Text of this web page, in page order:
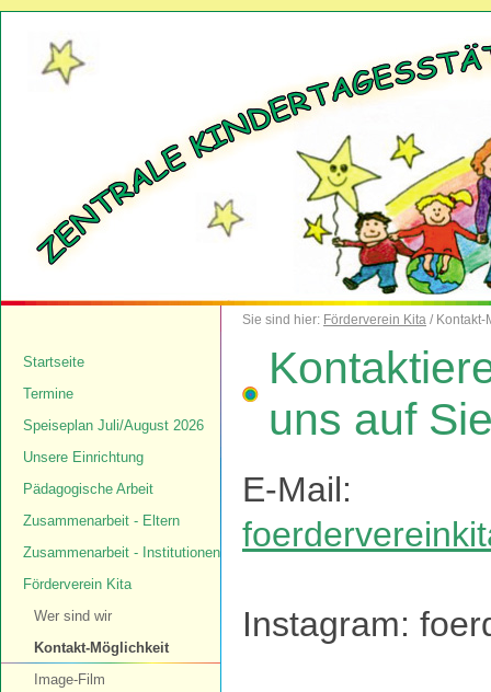
Sie sind hier: Förderverein Kita / Kontakt-
Startseite
Termine
Speiseplan Juli/August 2026
Unsere Einrichtung
Pädagogische Arbeit
Zusammenarbeit - Eltern
Zusammenarbeit - Institutionen
Förderverein Kita
Wer sind wir
Kontakt-Möglichkeit
Image-Film
uns auf
E-Mail:
Instagram: